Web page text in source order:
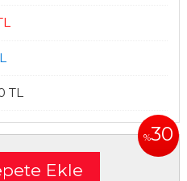
TL
%30
Ekle